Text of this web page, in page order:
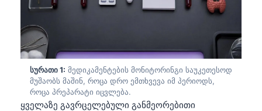
სურათი 1: მედიკამენტების მონიტორინგი საუკეთესოდ
მუშაობს მაშინ, როცა დრო ემთხვევა იმ პერიოდს,
როცა პრეპარატი იცვლება.
ყველაზე გავრცელებული განმეორებითი